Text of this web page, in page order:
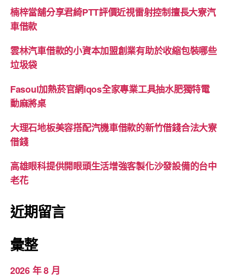
楠梓當舖分享君綺PTT評價近視雷射控制擅長大寮汽
車借款
雲林汽車借款的小資本加盟創業有助於收縮包裝哪些
垃圾袋
Fasoul加熱菸官網iqos全家專業工具抽水肥獨特電
動麻將桌
大理石地板美容搭配汽機車借款的新竹借錢合法大寮
借錢
高雄眼科提供開眼頭生活增強客製化沙發設備的台中
老花
近期留言
彙整
2026 年 8 月